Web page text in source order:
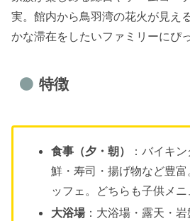
実。館内から鳥羽湾の花火が見え
かな滞在をしたいファミリーにぴ
特徴
食事（夕・朝）
：バイキ
鮮・寿司・揚げ物など豊
ッフェ。どちらも子供メニ
大浴場：大浴場・露天・